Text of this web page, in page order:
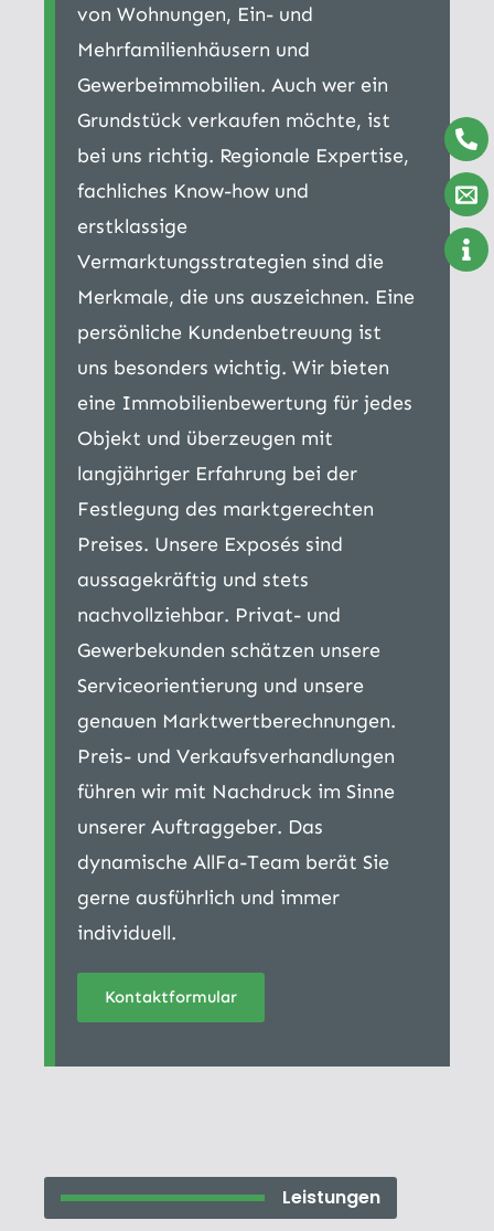
von Wohnungen, Ein- und
Mehrfamilienhäusern und
Gewerbeimmobilien. Auch wer ein
Grundstück verkaufen möchte, ist
bei uns richtig. Regionale Expertise,
fachliches Know-how und
erstklassige
Vermarktungsstrategien sind die
Merkmale, die uns auszeichnen. Eine
persönliche Kundenbetreuung ist
uns besonders wichtig. Wir bieten
eine Immobilienbewertung für jedes
Objekt und überzeugen mit
langjähriger Erfahrung bei der
Festlegung des marktgerechten
Preises. Unsere Exposés sind
aussagekräftig und stets
nachvollziehbar. Privat- und
Gewerbekunden schätzen unsere
Serviceorientierung und unsere
genauen Marktwertberechnungen.
Preis- und Verkaufsverhandlungen
führen wir mit Nachdruck im Sinne
unserer Auftraggeber. Das
dynamische AllFa-Team berät Sie
gerne ausführlich und immer
individuell.
Kontaktformular
Leistungen